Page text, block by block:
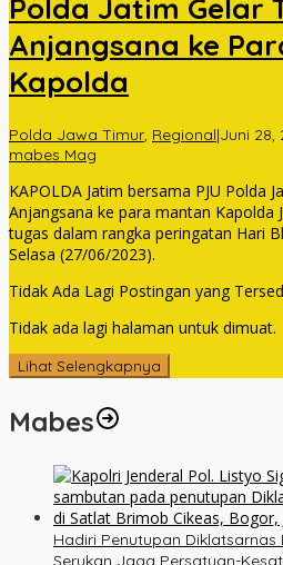
Polda Jatim Gelar
Anjangsana ke
Kapolda
Polda Jawa Timur, Regional|Juni 28,
mabes Mag
KAPOLDA Jatim bersama PJU Polda
Anjangsana ke para mantan Kapolda
tugas dalam rangka peringatan Hari
Selasa (27/06/2023).
Tidak Ada Lagi Postingan yang
Tidak ada lagi halaman untuk dimuat.
Lihat Selengkapnya
Mabes
Hadiri Penutupan Diklatsarnas
Serukan Jaga Persatuan-